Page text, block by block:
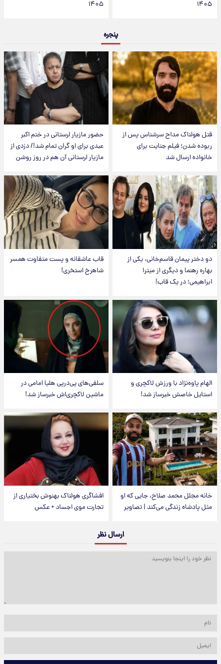
۱۴۰۵ ۱۴۰۵
پنجره
قتل هولناک مداح سرشناس پس از
ربوده شدن؛ فیلم جنایت برای
خانواده ارسال شد
حضور مازیار لرستانی در ختم اکبر
عبدی برای او گران تمام شد!/ دزدی از
مازیار لرستانی آن هم در روز روشن
دو دختر پیمان قاسم‌خانی، یکی از
بهاره رهنما و دیگری از میترا
ابراهیمی؛ در یک قاب!
قاب عاشقانه و پست متفاوت همسر
شاهرخ استخری!
الهام پاوه‌نژاد با ورزش لاکچری و
استایل خاصش خبرساز شد!
سلفی‌های پی‌درپی هلیا امامی در
ماشین لاکچری‌اش خبرساز شد!
خانه مجلل محمد صلاح، جایی که او
مثل پادشاه زندگی می‌کند | تصاویر
افشاگری هولناک بهنوش بختیاری از
تجارت موی اجساد + عکس
ارسال نظر